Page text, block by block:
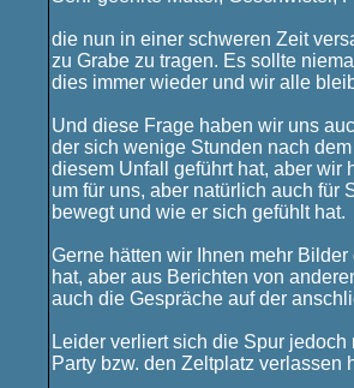
die nun in einer schweren Zeit
zu Grabe zu tragen. Es sollte
dies immer wieder und wir alle
Und diese Frage haben wir uns
der sich wenige Stunden nach
diesem Unfall geführt hat, aber wir
um für uns, aber natürlich auch für
bewegt und wie er sich gefühlt hat.
Gerne hätten wir Ihnen mehr
hat, aber aus Berichten von
auch die Gespräche auf der
Leider verliert sich die Spur
Party bzw. den Zeltplatz verlassen